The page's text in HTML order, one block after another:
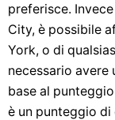
preferisce.
City, è possibile
York, o di
necessario
base al
è un punteggio